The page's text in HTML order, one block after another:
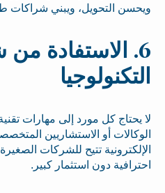
ويحسن التحويل، ويبني شراكات
6. الاستفادة
التكنولوجيا
لا يحتاج كل مورد إلى مهارات
الوكالات أو الاستشاريين
الإلكترونية تتيح للشركات
احترافية دون استثمار كبير.